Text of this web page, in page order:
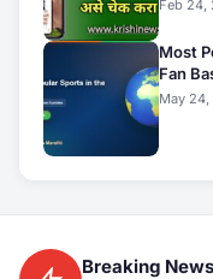
Feb 24,
Most
Fan
May
Breaking News